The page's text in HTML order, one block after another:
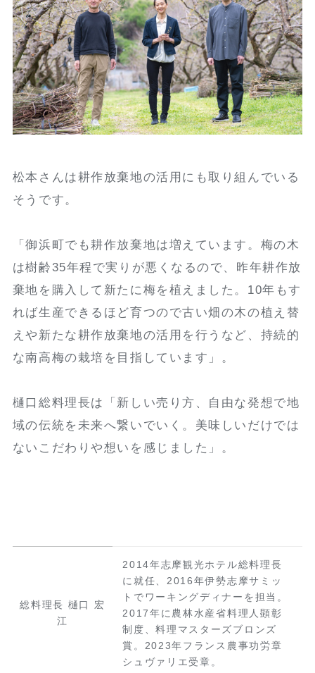
松本さんは耕作放棄地の活用にも取り組んでいる
そうです。
「御浜町でも耕作放棄地は増えています。梅の木
は樹齢35年程で実りが悪くなるので、昨年耕作放
棄地を購入して新たに梅を植えました。10年もす
れば生産できるほど育つので古い畑の木の植え替
えや新たな耕作放棄地の活用を行うなど、持続的
な南高梅の栽培を目指しています」。
樋口総料理長は「新しい売り方、自由な発想で地
域の伝統を未来へ繋いでいく。美味しいだけでは
ないこだわりや想いを感じました」。
総料理長 樋口 宏
江
2014年志摩観光ホテル総料理長
に就任、2016年伊勢志摩サミッ
トでワーキングディナーを担当。
2017年に農林水産省料理人顕彰
制度、料理マスターズブロンズ
賞。2023年フランス農事功労章
シュヴァリエ受章。